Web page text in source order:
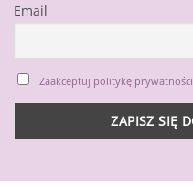
Email
Zaakceptuj politykę prywatności